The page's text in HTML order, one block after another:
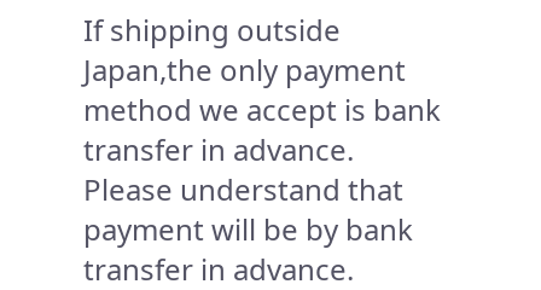
If shipping outside
Japan,the only payment
method we accept is bank
transfer in advance.
Please understand that
payment will be by bank
transfer in advance.